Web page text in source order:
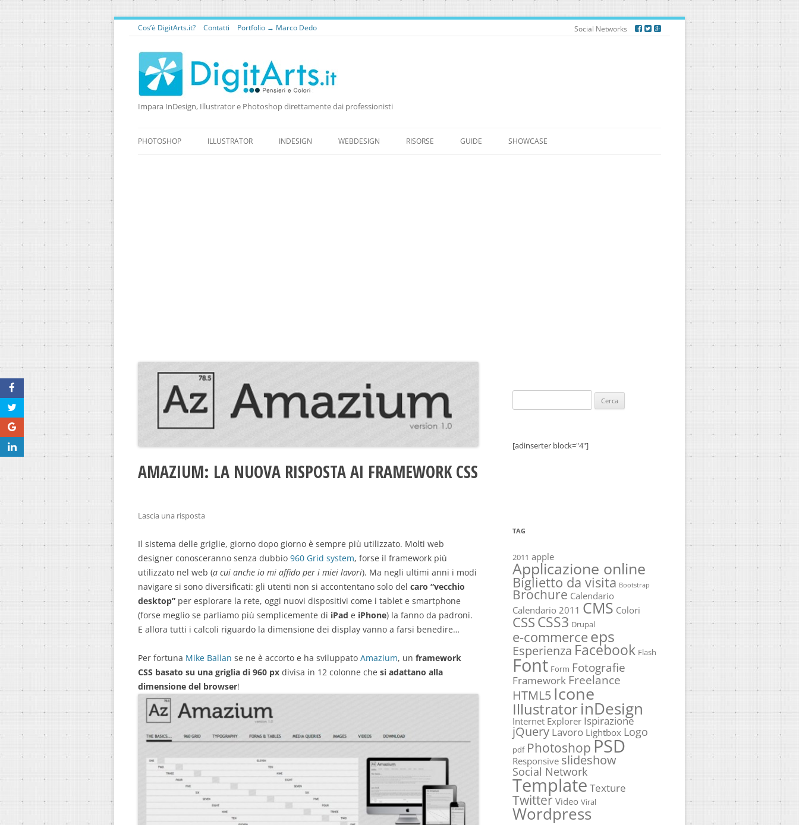
Cos’è DigitArts.it? Contatti Portfolio → Marco Dedo Social Networks
Impara InDesign, Illustrator e Photoshop direttamente dai professionisti
PHOTOSHOP ILLUSTRATOR INDESIGN WEBDESIGN RISORSE GUIDE SHOWCASE
AMAZIUM: LA NUOVA RISPOSTA AI FRAMEWORK CSS
Lascia una risposta
Il sistema delle griglie, giorno dopo giorno è sempre più utilizzato. Molti web
designer conosceranno senza dubbio 960 Grid system, forse il framework più
utilizzato nel web (a cui anche io mi affido per i miei lavori). Ma negli ultimi anni i modi
navigare si sono diversificati: gli utenti non si accontentano solo del caro “vecchio
desktop” per esplorare la rete, oggi nuovi dispositivi come i tablet e smartphone
(forse meglio se parliamo più semplicemente di iPad e iPhone) la fanno da padroni.
E allora tutti i calcoli riguardo la dimensione dei display vanno a farsi benedire…
Per fortuna Mike Ballan se ne è accorto e ha sviluppato Amazium, un framework
CSS basato su una griglia di 960 px divisa in 12 colonne che si adattano alla
dimensione del browser!
per:
[adinserter block="4"]
TAG
2011 apple
Applicazione online
Biglietto da visita Bootstrap
Brochure Calendario
Calendario 2011 CMS Colori
CSSCSS3 Drupal
e-commerceeps
Esperienza Facebook Flash
Font Form Fotografie
Framework Freelance
HTML5 Icone
IllustratorinDesign
Internet Explorer Ispirazione
jQuery Lavoro Lightbox Logo
pdf PhotoshopPSD
Responsive slideshow
Social Network
Template Texture
TwitterVideo Viral
Wordpress